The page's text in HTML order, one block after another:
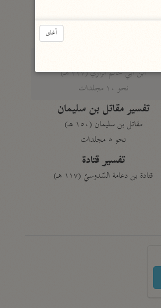
جلال الدين السيوطي (٩١١ هـ)
ابن أبي حاتم الرازي (٣٢٧ هـ)
نحو ١٠ مجلدات
تفسير مقاتل بن سليمان
مقاتل بن سليمان (١٥٠ هـ)
نحو ٥ مجلدات
تفسير قتادة
قتادة بن دعامة السّدوسيّ (١١٧ هـ)
أغلق